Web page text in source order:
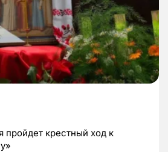
пройдет крестный ход к